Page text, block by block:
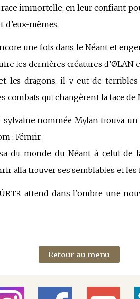
race immortelle, en leur confiant
d’eux-mêmes.
une fois dans le Néant et
les dernières créatures d’ØLAN
les dragons, il y eut de
combats qui changèrent la face de
nommée Mylan trouva un
: Fëmrir.
du monde du Néant à celui de
alla trouver ses semblables et
attend dans l’ombre une
Retour au menu